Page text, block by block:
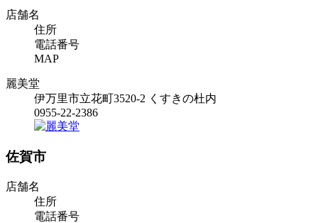
店舗名
住所
電話番号
MAP
麗美堂
伊万里市立花町3520-2 くすきの杜内
0955-22-2386
佐賀市
店舗名
住所
電話番号